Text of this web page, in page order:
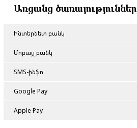
Առցանց ծառայություններ
Ինտերնետ բանկ
Մոբայլ բանկ
SMS-ինֆո
Google Pay
Apple Pay